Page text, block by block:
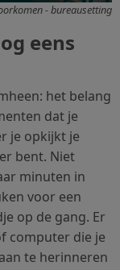
- bureausetting
eens
het belang
dat je
je opkijkt je
bent. Niet
minuten in
voor een
op de gang. Er
computer die je
te herinneren